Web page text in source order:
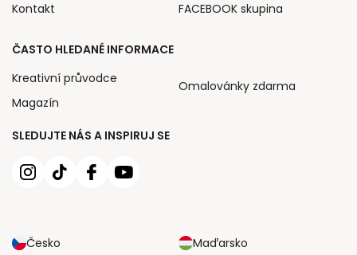
SLEDUJTE NÁS A INSPIRUJ SE
Česko
Maďarsko
Kontakt
FACEBOOK skupina
ČASTO HLEDANÉ INFORMACE
Kreativní průvodce
Magazín
Omalovánky zdarma